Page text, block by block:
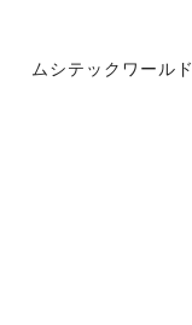
ムシテックワールド